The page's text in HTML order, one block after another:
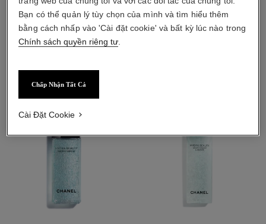
sản phẩm kết hợp
Bạn có thể quản lý tùy chọn của mình và tìm hiểu thêm
bằng cách nhấp vào 'Cài đặt cookie' và bất kỳ lúc nào trong
Chính sách quyền riêng tư
Chấp Nhận Tất Cả
Cài Đặt Cookie